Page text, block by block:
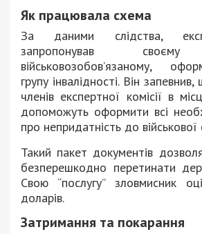
Як працювала схема
За даними слідства,
запропонував своєму
військовозобов’язаному,
групу інвалідності. Він
членів експертної комісії в
допоможуть оформити всі
про непридатність до
Такий пакет документів
безперешкодно перетинати
Свою “послугу” зловмисник
доларів.
Затримання та покарання